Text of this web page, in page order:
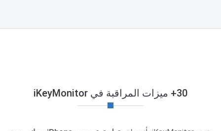
30+ ميزات المراقبة في iKeyMonitor